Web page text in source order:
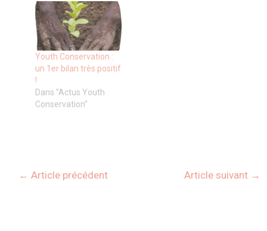
Youth Conservation :
un 1er bilan très positif
!
Dans "Actus Youth
Conservation"
← Article précédent Article suivant →